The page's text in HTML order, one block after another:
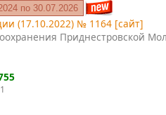
по 30.07.2026
(17.10.2022) № 1164 [сайт]
Приднестровской